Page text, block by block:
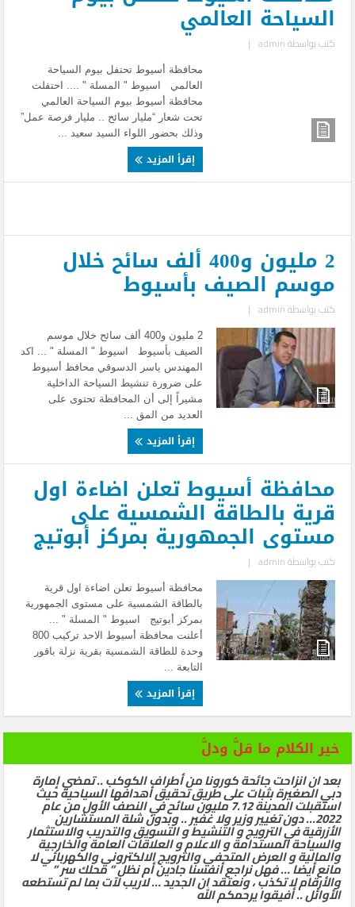
السياحة العالمي
كتب بواسطةadmin
|
محافظة أسيوط تحتفل بيوم السياحة
العالمي اسيوط " المسلة " .... احتفلت
محافظة أسيوط بيوم السياحة العالمي
تحت شعار “مليار سائح .. مليار فرصة عمل”
وذلك بحضور اللواء السيد سعيد ...
إقرأ المزيد
2 مليون و400 ألف سائح خلال
موسم الصيف بأسيوط
كتب بواسطةadmin
|
2 مليون و400 ألف سائح خلال موسم
الصيف بأسيوط اسيوط " المسلة " ... اكد
المهندس ياسر الدسوقي محافظ أسيوط
على ضرورة تنشيط السياحة الداخلية
مشيراً إلى أن المحافظة تحتوى على
العديد من المق ...
إقرأ المزيد
محافظة أسيوط تعلن اضاءة اول
قرية بالطاقة الشمسية على
مستوى الجمهورية بمركز أبوتيج
كتب بواسطةadmin
|
محافظة أسيوط تعلن اضاءة اول قرية
بالطاقة الشمسية على مستوى الجمهورية
بمركز أبوتيج اسيوط " المسلة " ...
أعلنت محافظة أسيوط الاحد تركيب 800
وحدة للطاقة الشمسية بقرية نزلة باقور
التابعة ...
إقرأ المزيد
خير الكلام ما قلَّ ودلَّ
بعد ان انزاحت جائحة كورونا من أطراف الكوكب .. تمضي إمارة
دبي الصغيرة بثبات على طريق تحقيق أهدافها السياحية حيث
استقبلت المدينة 7.12 مليون سائح في النصف الأول من عام
2022… دون تغيير وزير ولا غفير .. وبدون شلة المستشارين
الأزرقية في الترويج و التنشيط و التسويق والتدريب والاستثمار
والسياحة المستدامة و الاعلام و العلاقات العامة والخارجية
والمالية و العرض المتحفي والترويج الالكتروني والكهربائي لا
مانع أيضا … فهل نراجع أنفسنا جادين أم نظل ” محلك سر ”
والأرقام لا تكذب ، ونعتقد ان الجديد … لاريب لآت بما لم تستطعه
الأوائل .. أفيقوا يرحمكم الله